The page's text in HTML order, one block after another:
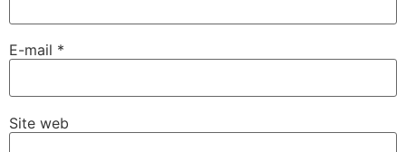
E-mail *
Site web